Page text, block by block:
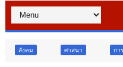
การศึกษา สังคม